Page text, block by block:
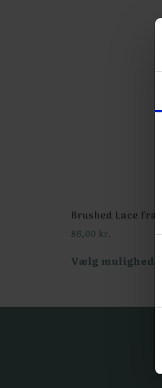
Brushed Lace
86,00 kr.
Vælg muligheder